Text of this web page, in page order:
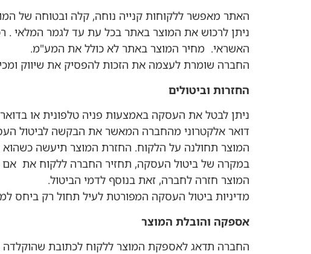
האתר מאפשר ללקוחות קנייה נוחה, קלה ובטוחה של
ניתן לרכוש את המוצר באתר בכל עת עד לגמר המלאי
האשראי. מחיר המוצר באתר לא כולל את המע"מ.
החברה שומרת לעצמה את הזכות להפסיק את שיווק
החזרות וביטולים
ניתן לבטל את העסקה באמצעות פניה טלפונית או
דואר אלקטרוני מהחברה המאשר את הבקשה לביטול
המוצר תחולנה על הלקוח. החזרת המוצר תיעשה כשהוא באריזתו
במקרה של ביטול העסקה, תחזיר החברה ללקוח את אם
המוצר חזרה לחברה, זאת בנוסף לדמי הביטול.
מדיניות ביטול העסקה המפורטת לעיל תחול רק ביחס
אספקה והובלת המוצר
החברה תדאג לאספקת המוצר ללקוח לכתובת שהוקלדה על ידו